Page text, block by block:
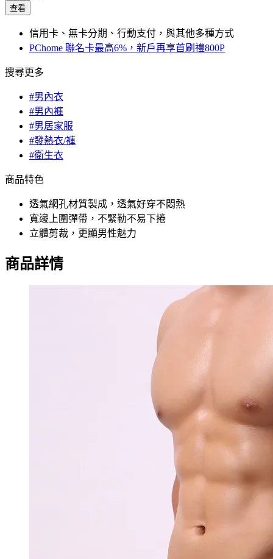
查看
信用卡、無卡分期、行動支付，與其他多種方式
PChome 聯名卡最高6%，新戶再享首刷禮800P
搜尋更多
#男內衣
#男內褲
#男居家服
#發熱衣/褲
#衛生衣
商品特色
透氣網孔材質製成，透氣好穿不悶熱
寬邊上圍彈帶，不緊勒不易下捲
立體剪裁，更顯男性魅力
商品詳情